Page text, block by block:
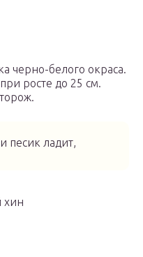
черно-белого окраса.
росте до 25 см.
песик ладит,
хин